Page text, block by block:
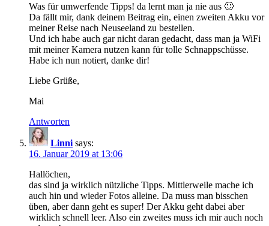
Was für umwerfende Tipps! da lernt man ja nie aus 🙂
Da fällt mir, dank deinem Beitrag ein, einen zweiten Akku vor
meiner Reise nach Neuseeland zu bestellen.
Und ich habe auch gar nicht daran gedacht, dass man ja WiFi
mit meiner Kamera nutzen kann für tolle Schnappschüsse.
Habe ich nun notiert, danke dir!
Liebe Grüße,
Mai
Antworten
Linni says:
16. Januar 2019 at 13:06
Hallöchen,
das sind ja wirklich nützliche Tipps. Mittlerweile mache ich
auch hin und wieder Fotos alleine. Da muss man bisschen
üben, aber dann geht es super! Der Akku geht dabei aber
wirklich schnell leer. Also ein zweites muss ich mir auch noch